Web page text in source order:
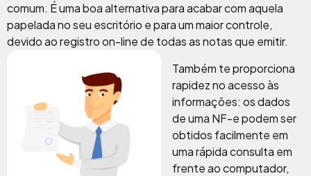
comum. É uma boa alternativa para acabar com aquela
papelada no seu escritório e para um maior controle,
devido ao registro on-line de todas as notas que emitir.
Também te proporciona
rapidez no acesso às
informações: os dados
de uma NF-e podem ser
obtidos facilmente em
uma rápida consulta em
frente ao computador,